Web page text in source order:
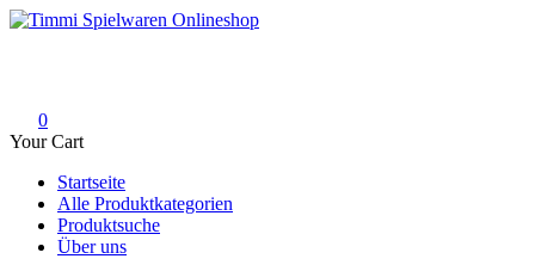
Skip
0
Your Cart
Startseite
Alle Produktkategorien
Produktsuche
Über uns